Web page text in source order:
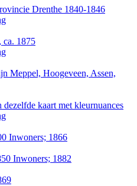
Drenthe 1840-1846
ca. 1875
Meppel, Hoogeveen, Assen,
kaart met kleurnuances
Inwoners; 1866
Inwoners; 1882